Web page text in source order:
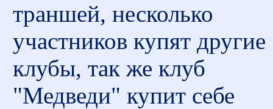
траншей, несколько
участников купят другие
клубы, так же клуб
"Медведи" купит себе